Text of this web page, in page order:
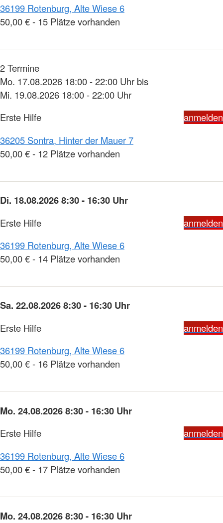
36199 Rotenburg, Alte Wiese 6
50,00 € - 15 Plätze vorhanden
2 Termine
Mo. 17.08.2026 18:00 - 22:00 Uhr bis
Mi. 19.08.2026 18:00 - 22:00 Uhr
Erste Hilfe
anmelden
36205 Sontra, Hinter der Mauer 7
50,00 € - 12 Plätze vorhanden
Di. 18.08.2026 8:30 - 16:30 Uhr
Erste Hilfe
anmelden
36199 Rotenburg, Alte Wiese 6
50,00 € - 14 Plätze vorhanden
Sa. 22.08.2026 8:30 - 16:30 Uhr
Erste Hilfe
anmelden
36199 Rotenburg, Alte Wiese 6
50,00 € - 16 Plätze vorhanden
Mo. 24.08.2026 8:30 - 16:30 Uhr
Erste Hilfe
anmelden
36199 Rotenburg, Alte Wiese 6
50,00 € - 17 Plätze vorhanden
Mo. 24.08.2026 8:30 - 16:30 Uhr